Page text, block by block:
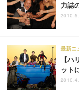
力誌
【
ット
最新ニ